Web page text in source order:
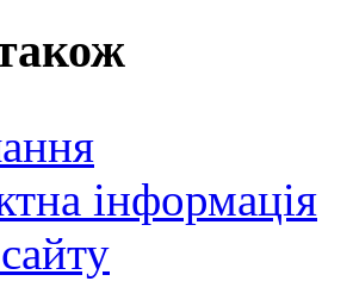
інформація